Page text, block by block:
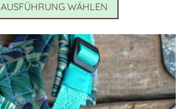
AUSFÜHRUNG WÄHLEN
weist
mehrere
Varianten
auf.
Die
Optionen